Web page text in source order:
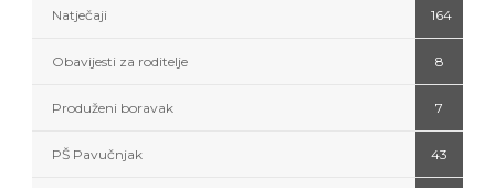
Natječaji 164
Obavijesti za roditelje 8
Produženi boravak 7
PŠ Pavučnjak 43